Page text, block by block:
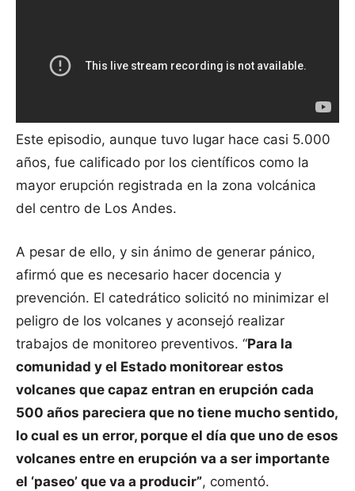
Este episodio, aunque tuvo lugar hace casi 5.000
años, fue calificado por los científicos como la
mayor erupción registrada en la zona volcánica
del centro de Los Andes.
A pesar de ello, y sin ánimo de generar pánico,
afirmó que es necesario hacer docencia y
prevención. El catedrático solicitó no minimizar el
peligro de los volcanes y aconsejó realizar
trabajos de monitoreo preventivos. “Para la
comunidad y el Estado monitorear estos
volcanes que capaz entran en erupción cada
500 años pareciera que no tiene mucho sentido,
lo cual es un error, porque el día que uno de esos
volcanes entre en erupción va a ser importante
el ‘paseo’ que va a producir”, comentó.